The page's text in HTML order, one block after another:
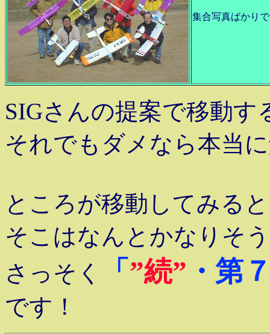
集合写真ばかり
SIGさんの提案で移動
それでもダメなら本当
ところが移動してみる
そこはなんとかなりそ
さっそく
「 ”続” ・第
です！